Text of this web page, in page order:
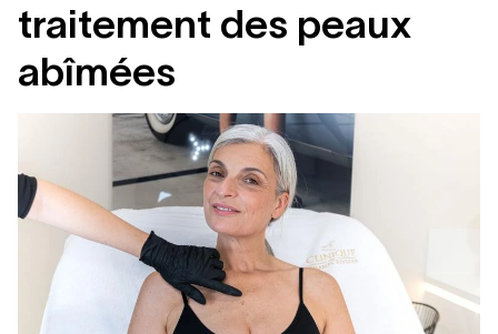
traitement des peaux
abîmées